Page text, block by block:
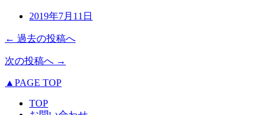
2019年7月11日
← 過去の投稿へ
次の投稿へ →
▲PAGE TOP
TOP